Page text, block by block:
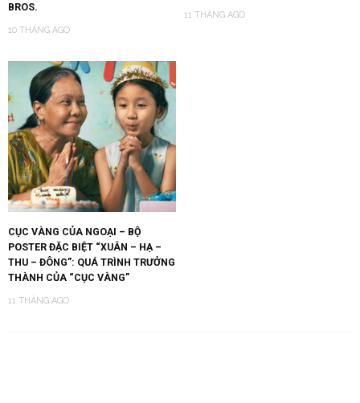
BROS.
10 THÁNG AGO
11 THÁNG AGO
CỤC VÀNG CỦA NGOẠI – BỘ
POSTER ĐẶC BIỆT “XUÂN – HẠ –
THU – ĐÔNG”: QUÁ TRÌNH TRƯỞNG
THÀNH CỦA “CỤC VÀNG”
11 THÁNG AGO